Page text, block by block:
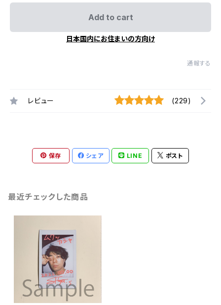
Add to cart
日本国内にお住まいの方向け
通報する
レビュー (229)
保存 シェア LINE ポスト
最近チェックした商品